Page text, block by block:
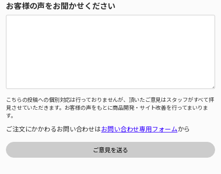
お客様の声をお聞かせください
こちらの投稿への個別対応は行っておりませんが、頂いたご意見はスタッフがすべて拝
見させていただきます。お客様の声をもとに商品開発・サイト改善を行ってまいりま
す。
ご注文にかかわるお問い合わせはお問い合わせ専用フォームから